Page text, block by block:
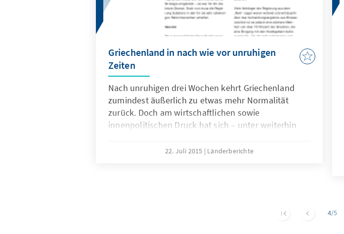
Griechenland in nach wie vor unruhigen
Zeiten
Nach unruhigen drei Wochen kehrt Griechenland
zumindest äußerlich zu etwas mehr Normalität
zurück. Doch am wirtschaftlichen sowie
innenpolitischen Druck hat sich – unter weiterhin
22. Juli 2015 Länderberichte
4/5